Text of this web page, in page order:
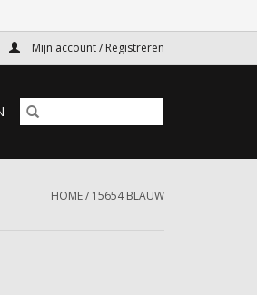
Mijn account / Registreren
HOME/ 15654 BLAUW